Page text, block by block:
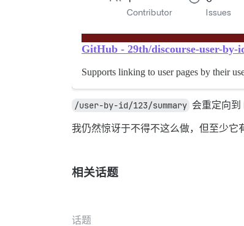
GitHub - 29th/discourse-user-
Supports linking to user pages by their
/user-by-id/123/summary 会重定向到
我仍然惊讶于不得不这么做，但至少它
相关话题
话题